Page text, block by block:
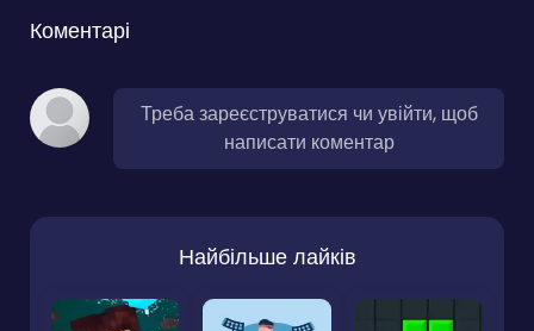
Коментарі
Треба зареєструватися чи увійти, щоб
написати коментар
Найбільше лайків